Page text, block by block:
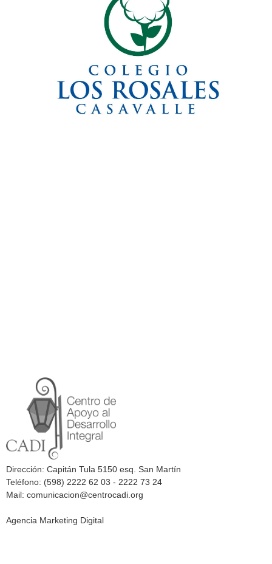
Dirección: Capitán Tula 5150 esq. San Martín
Teléfono: (598) 2222 62 03 - 2222 73 24
Mail: comunicacion@centrocadi.org
Agencia Marketing Digital